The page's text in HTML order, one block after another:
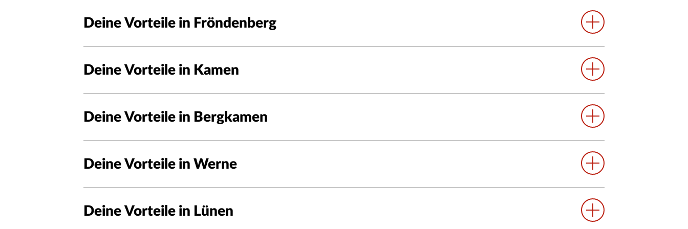
Deine Vorteile in Fröndenberg
Deine Vorteile in Kamen
Deine Vorteile in Bergkamen
Deine Vorteile in Werne
Deine Vorteile in Lünen